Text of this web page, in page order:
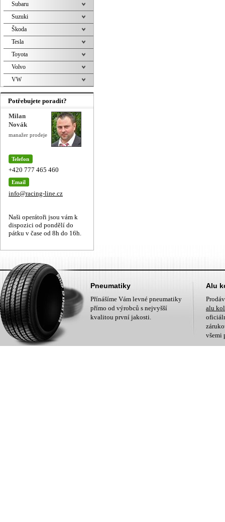
Subaru
Suzuki
Škoda
Tesla
Toyota
Volvo
VW
Potřebujete poradit?
Milan
Novák
manažer prodeje
Telefon
+420 777 465 460
Email
info@racing-line.cz
Naši operátoři jsou vám k
dispozici od pondělí do
pátku v čase od 8h do 16h.
Pneumatiky
Přínášíme Vám levné pneumatiky
přímo od výrobců s nejvyšší
kvalitou první jakosti.
Alu
alu
všemi